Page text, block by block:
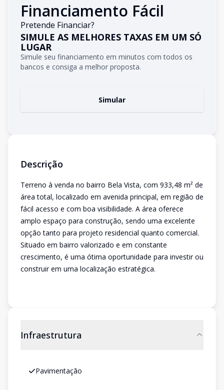
Financiamento Fácil
Pretende Financiar?
SIMULE AS MELHORES TAXAS EM UM SÓ
LUGAR
Simule seu financiamento em minutos com todos os
bancos e consiga a melhor proposta.
Simular
Descrição
Terreno à venda no bairro Bela Vista, com 933,48 m² de
área total, localizado em avenida principal, em região de
fácil acesso e com boa visibilidade. A área oferece
amplo espaço para construção, sendo uma excelente
opção tanto para projeto residencial quanto comercial.
Situado em bairro valorizado e em constante
crescimento, é uma ótima oportunidade para investir ou
construir em uma localização estratégica.
Infraestrutura
Pavimentação